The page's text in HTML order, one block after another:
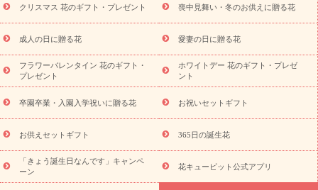
プリザーブドフラワー
スタイルから探す
アレンジメント
蘭・花鉢
ミディ胡蝶蘭・お祝い ミディ胡蝶蘭・お供え
の青色胡蝶蘭
観葉植物 観葉植物 産直多肉植物
プリザーブ
ドフラワー
お祝い お供え・お悔やみ 花とセットギフト
ミオーダー
プチギフト（hanamore -ハナモア-）
花とみどりの
eギフト
花キューピットのeGfit カラー ピンク
レンジ
レッド お花の種類 バラ ユリ トルコキキョウ
予
算から探す
お祝い お祝い・3000円～ お祝い・
お祝い・5000円～ お祝い・7000円～ お祝い・10000円～
お供え・お悔やみ
お供え・お悔やみ・3000円～
お供え・お
悔やみ・5000円～ お供え・お悔やみ・7000円～
お供え・お悔
クリスマス 花のギフト・プレゼント 喪中見舞い・冬のお供えに贈る花
成人の日に贈る花 愛妻の日に贈る花
フラワーバレンタイン 花のギフト・
プレゼント
ホワイトデー 花のギフト・プレゼ
ント
卒園卒業・入園入学祝いに贈る花 お祝いセットギフト
お供えセットギフト 365日の誕生花
「きょう誕生日なんです」キャンペ
ーン
花キューピット公式アプリ